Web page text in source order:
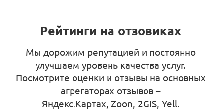
Рейтинги на отзовиках
Мы дорожим репутацией и постоянно
улучшаем уровень качества услуг.
Посмотрите оценки и отзывы на основных
агрегаторах отзывов –
Яндекс.Картах, Zoon, 2GIS, Yell.